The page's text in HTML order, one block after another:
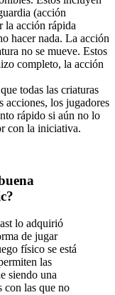
(acción
la acción rápida
hacer nada. La acción
no se mueve. Estos
completo, la acción
todas las criaturas
acciones, los jugadores
rápido si aún no lo
con la iniciativa.
lo adquirió
de jugar
físico se está
las
siendo una
con las que no